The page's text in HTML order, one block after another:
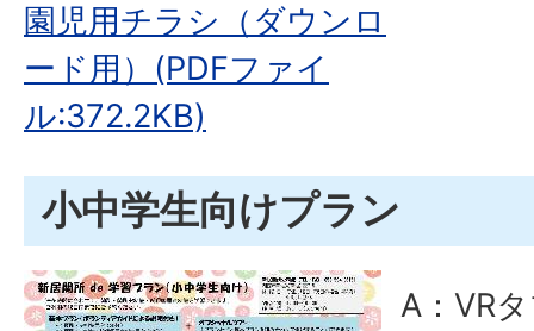
園児用チラシ（ダウンロ
ード用）(PDFファイ
ル:372.2KB)
小中学生向けプラン
A：VR